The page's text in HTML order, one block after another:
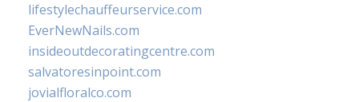
lifestylechauffeurservice.com
EverNewNails.com
insideoutdecoratingcentre.com
salvatoresinpoint.com
jovialfloralco.com